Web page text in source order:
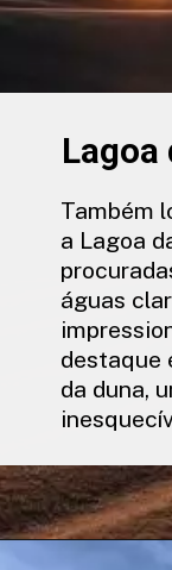
Lagoa
Também
a Lagoa
águas
destaque
da duna,